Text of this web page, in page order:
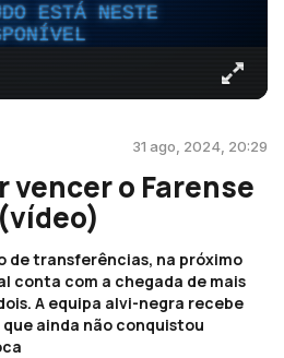
ESTÁ NESTE
31 ago, 2024, 20:29
vencer o Farense
de transferências, na próximo
conta com a chegada de mais
A equipa alvi-negra recebe
ainda não conquistou